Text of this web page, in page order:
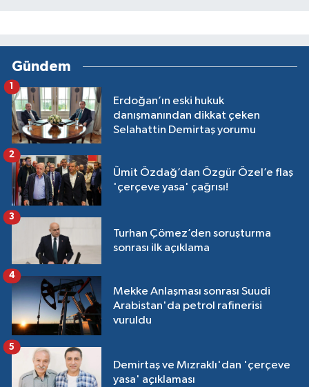
Gündem
Erdoğan’ın eski hukuk
danışmanından dikkat çeken
Selahattin Demirtaş yorumu
Ümit Özdağ’dan Özgür Özel’e flaş
'çerçeve yasa' çağrısı!
2
Turhan Çömez’den soruşturma
sonrası ilk açıklama
3
Mekke Anlaşması sonrası Suudi
Arabistan'da petrol rafinerisi
vuruldu
4
Demirtaş ve Mızraklı'dan 'çerçeve
yasa' açıklaması
5